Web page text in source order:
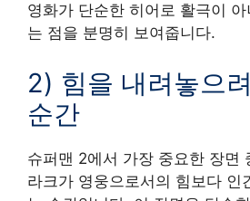
영화가 단순한 히어로 활극이
는 점을 분명히 보여줍니다.
2) 힘을 내려놓으
순간
슈퍼맨 2에서 가장 중요한 장면
라크가 영웅으로서의 힘보다 인